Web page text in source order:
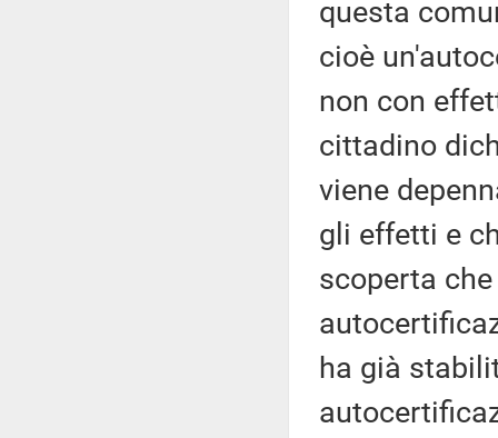
questa
cioè
non con
cittadino
viene
gli effetti e
scoperta
ha già